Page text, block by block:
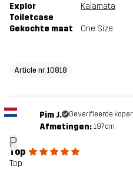
Explor
Toiletcase
Kalamata
Gekochte maat One Size
Article nr 10818
P
Pim J. Geverifieerde koper
Afmetingen: 197cm
Top
Top